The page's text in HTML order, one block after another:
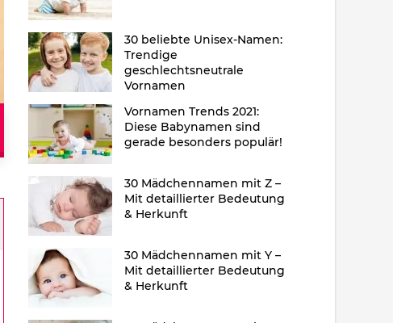
30 beliebte Unisex-Namen:
Trendige
geschlechtsneutrale
Vornamen
Vornamen Trends 2021:
Diese Babynamen sind
gerade besonders populär!
30 Mädchennamen mit Z –
Mit detaillierter Bedeutung
& Herkunft
30 Mädchennamen mit Y –
Mit detaillierter Bedeutung
& Herkunft